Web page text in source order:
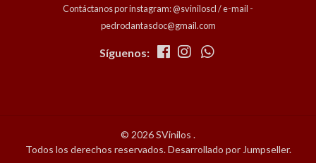
Contáctanos por instagram: @sviniloscl / e-mail -
pedrodantasdoc@gmail.com
Síguenos:
© 2026 SVinilos .
Todos los derechos reservados.Desarrollado por Jumpseller.